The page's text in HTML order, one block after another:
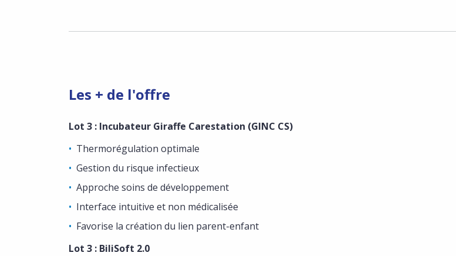
Les + de l'offre
Lot 3 : Incubateur Giraffe Carestation (GINC CS)
Thermorégulation optimale
Gestion du risque infectieux
Approche soins de développement
Interface intuitive et non médicalisée
Favorise la création du lien parent-enfant
Lot 3 : BiliSoft 2.0